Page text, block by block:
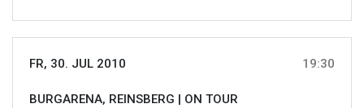
FR, 30. JUL 2010 19:30
BURGARENA, REINSBERG | ON TOUR